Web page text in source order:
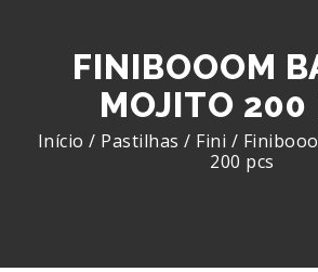
FINIBOOOM
MOJITO 200
Início / Pastilhas / Fini /
200 pcs